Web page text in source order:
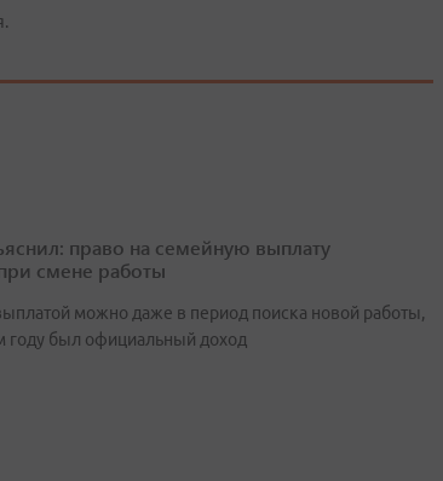
право на семейную выплату
смене работы
можно даже в период поиска новой работы,
году был официальный доход